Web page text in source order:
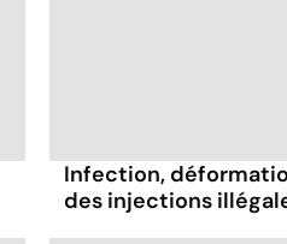
Infection,
des injections